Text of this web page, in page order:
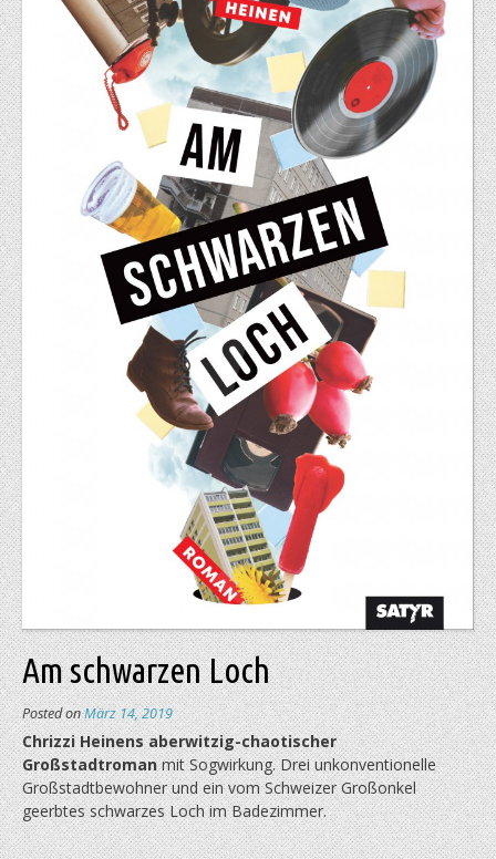
Am schwarzen Loch
Posted onMärz 14, 2019
Chrizzi Heinens aberwitzig-chaotischer
Großstadtromanmit Sogwirkung. Drei unkonventionelle
Großstadtbewohner und ein vom Schweizer Großonkel
geerbtes schwarzes Loch im Badezimmer.